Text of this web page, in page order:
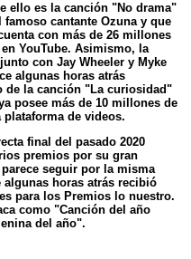
ello es la canción "No drama"
cantante Ozuna y que
con más de 26 millones
YouTube. Asimismo, la
con Jay Wheeler y Myke
algunas horas atrás
de la canción "La curiosidad"
posee más de 10 millones de
de videos.
final del pasado 2020
premios por su gran
seguir por la misma
algunas horas atrás recibió
para los Premios lo nuestro.
como "Canción del año
del año".